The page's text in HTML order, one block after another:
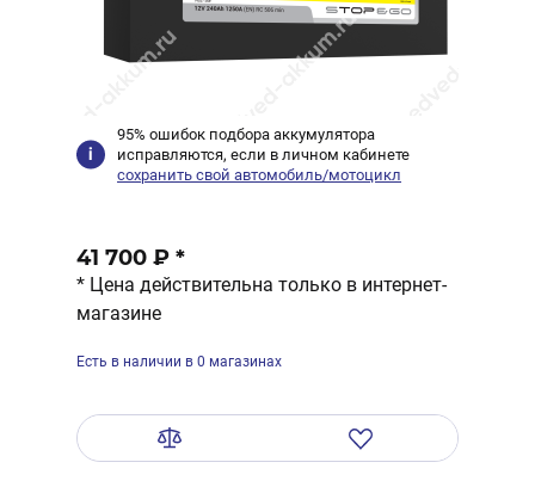
95% ошибок подбора аккумулятора
исправляются, если в личном кабинете
сохранить свой автомобиль/мотоцикл
41 700 ₽ *
* Цена действительна только в интернет-
магазине
Есть в наличии в 0 магазинах